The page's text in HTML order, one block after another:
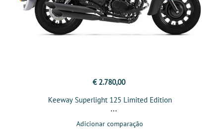
€ 2.780,00
Keeway Superlight 125 Limited Edition
Adicionar comparação